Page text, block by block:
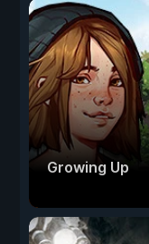
Growing Up